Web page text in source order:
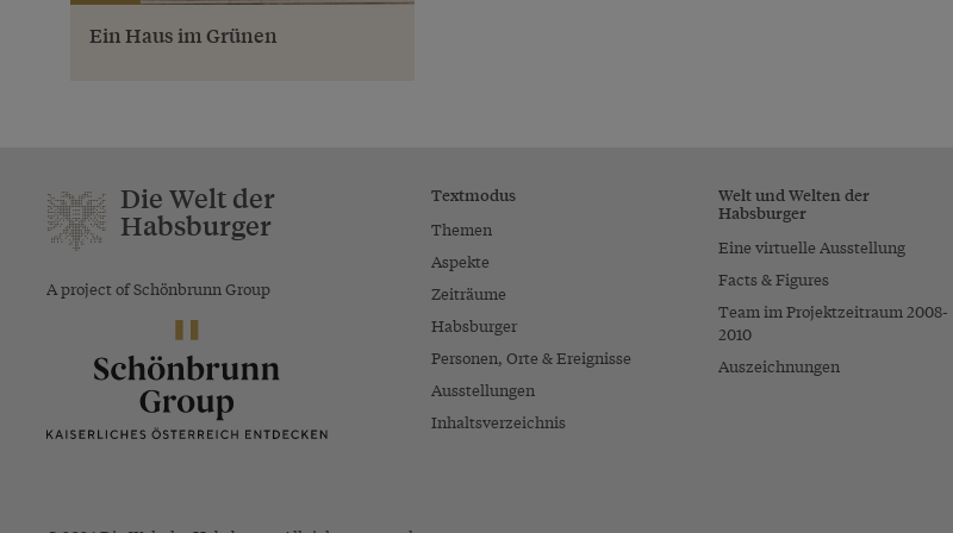
Ein Haus im Grünen
Die Welt der
Habsburger
A project of Schönbrunn Group
Textmodus
Themen
Aspekte
Zeiträume
Habsburger
Personen, Orte & Ereignisse
Ausstellungen
Inhaltsverzeichnis
Welt und Welten der
Habsburger
Eine virtuelle Ausstellung
Facts & Figures
Team im Projektzeitraum 2008-
2010
Auszeichnungen